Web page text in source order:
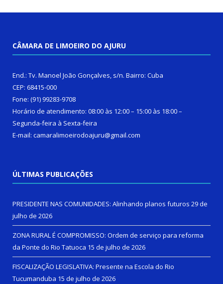
CÂMARA DE LIMOEIRO DO AJURU
End.: Tv. Manoel João Gonçalves, s/n. Bairro: Cuba
CEP: 68415-000
Fone: (91) 99283-9708
Horário de atendimento: 08:00 às 12:00 – 15:00 às 18:00 –
Segunda-feira à Sexta-feira
E-mail: camaralimoeirodoajuru@gmail.com
ÚLTIMAS PUBLICAÇÕES
PRESIDENTE NAS COMUNIDADES: Alinhando planos futuros 29 de
julho de 2026
ZONA RURAL É COMPROMISSO: Ordem de serviço para reforma
da Ponte do Rio Tatuoca 15 de julho de 2026
FISCALIZAÇÃO LEGISLATIVA: Presente na Escola do Rio
Tucumanduba 15 de julho de 2026